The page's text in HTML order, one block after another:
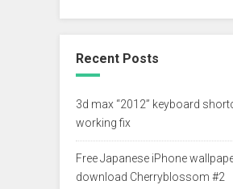
Recent Posts
3d max “2012” keyboard
working fix
Free Japanese iPhone
download Cherryblossom #2